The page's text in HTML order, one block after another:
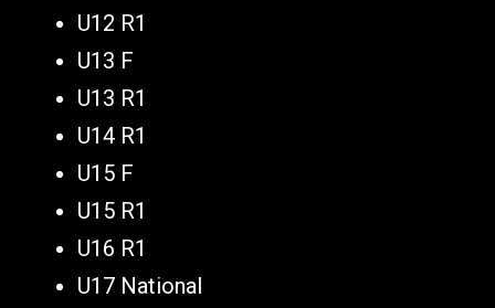
U12 R1
U13 F
U13 R1
U14 R1
U15 F
U15 R1
U16 R1
U17 National